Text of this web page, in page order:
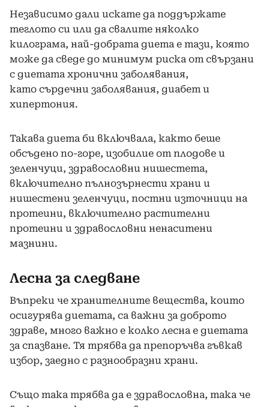
Независимо дали искате да поддържате
теглото си или да свалите няколко
килограма, най-добрата диета е тази, която
може да сведе до минимум риска от свързани
с диетата хронични заболявания,
като сърдечни заболявания, диабет и
хипертония.
Такава диета би включвала, както беше
обсъдено по-горе, изобилие от плодове и
зеленчуци, здравословни нишестета,
включително пълнозърнести храни и
нишестени зеленчуци, постни източници на
протеини, включително растителни
протеини и здравословни ненаситени
мазнини.
Лесна за следване
Въпреки че хранителните вещества, които
осигурява диетата, са важни за доброто
здраве, много важно е колко лесна е диетата
за спазване. Тя трябва да препоръчва гъвкав
избор, заедно с разнообразни храни.
Също така трябва да е здравословна, така че